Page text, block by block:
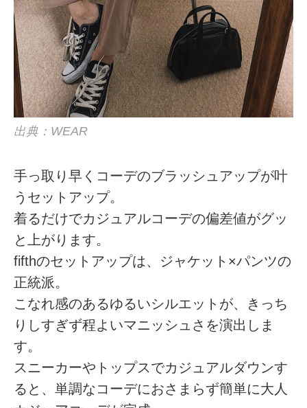
出典：WEAR
手っ取り早くコーデのブラッシュアップが叶
うセットアップ。
着るだけでカジュアルコーデの偏差値がグッ
と上がります。
fifthのセットアップは、ジャケット×パンツの
正統派。
こなれ感のあるゆるいシルエットが、きっち
りしすぎず程よいマニッシュさを演出しま
す。
スニーカーやトップスでカジュアルダウンす
ると、単調なコーデにおさまらず簡単に大人